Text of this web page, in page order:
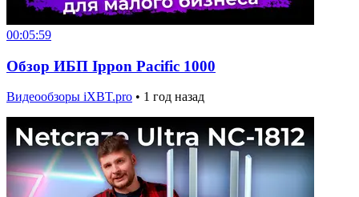
00:05:59
Обзор ИБП Ippon Pacific 1000
Видеообзоры iXBT.pro • 1 год назад